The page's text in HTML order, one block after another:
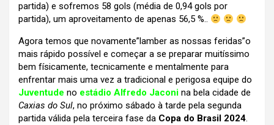
partida) e sofremos 58 gols (média de 0,94 gols por
partida), um aproveitamento de apenas 56,5 %..
Agora temos que novamente”lamber as nossas feridas”o
mais rápido possível e começar a se preparar muitíssimo
bem físicamente, tecnicamente e mentalmente para
enfrentar mais uma vez a tradicional e perigosa equipe do
Juventude no estádio Alfredo Jaconi na bela cidade de
Caxias do Sul, no próximo sábado à tarde pela segunda
partida válida pela terceira fase da Copa do Brasil 2024.